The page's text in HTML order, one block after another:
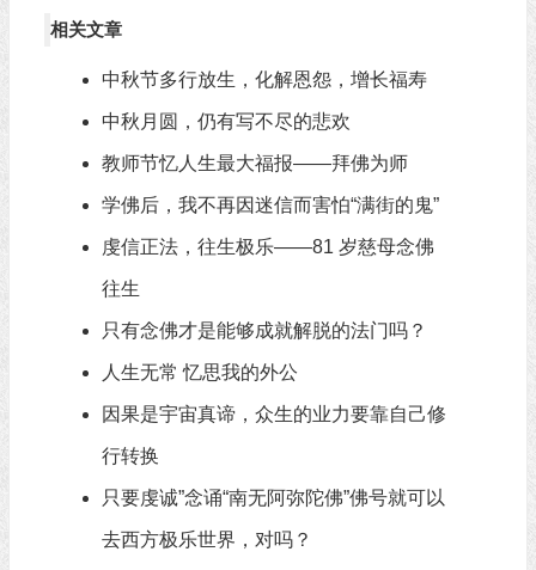
相关文章
中秋节多行放生，化解恩怨，增长福寿
中秋月圆，仍有写不尽的悲欢
教师节忆人生最大福报——拜佛为师
学佛后，我不再因迷信而害怕“满街的鬼”
虔信正法，往生极乐——81 岁慈母念佛
往生
只有念佛才是能够成就解脱的法门吗？
人生无常 忆思我的外公
因果是宇宙真谛，众生的业力要靠自己修
行转换
只要虔诚”念诵“南无阿弥陀佛”佛号就可以
去西方极乐世界，对吗？